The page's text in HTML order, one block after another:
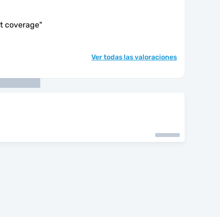
coverage"
Ver todas las valoraciones